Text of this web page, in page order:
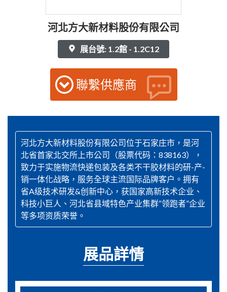
河北方大新材料股份有限公司
展台號: 1.2館 - 1.2C12
聯繫供應商
河北方大新材料股份有限公司位于石家庄市，是河
北省首家北交所上市公司（股票代码：838163），
致力于实施物流快递包装及各类不干胶材料的研-产-
销一体化战略，服务全球主流国际品牌客户。拥有
省A级技术研发&创新中心，获国家高新技术企业、
科技小巨人、河北省县域特色产业集群“领跑者”企业
等多项资质荣誉。
展品詳情